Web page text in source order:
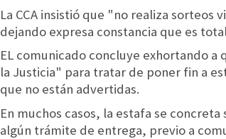
La CCA insistió que "no realiza
dejando expresa constancia que es
EL comunicado concluye exhortando a
la Justicia" para tratar de poner fin a
que no están advertidas.
En muchos casos, la estafa se
algún trámite de entrega, previo a